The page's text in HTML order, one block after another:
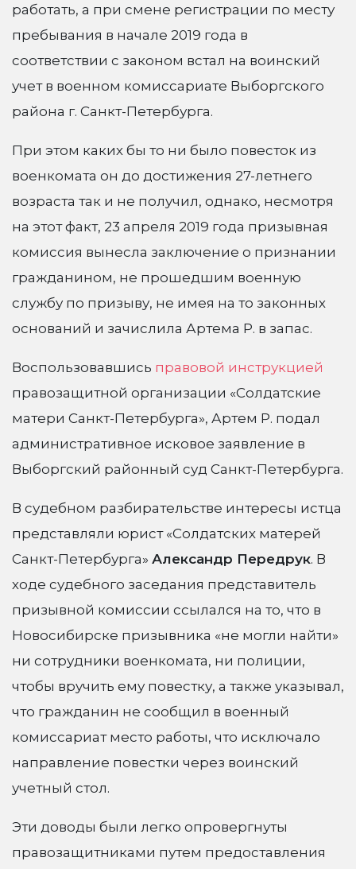
работать, а при смене регистрации по месту
пребывания в начале 2019 года в
соответствии с законом встал на воинский
учет в военном комиссариате Выборгского
района г. Санкт-Петербурга.
При этом каких бы то ни было повесток из
военкомата он до достижения 27-летнего
возраста так и не получил, однако, несмотря
на этот факт, 23 апреля 2019 года призывная
комиссия вынесла заключение о признании
гражданином, не прошедшим военную
службу по призыву, не имея на то законных
оснований и зачислила Артема Р. в запас.
Воспользовавшись правовой инструкцией
правозащитной организации «Солдатские
матери Санкт-Петербурга», Артем Р. подал
административное исковое заявление в
Выборгский районный суд Санкт-Петербурга.
В судебном разбирательстве интересы истца
представляли юрист «Солдатских матерей
Санкт-Петербурга» Александр Передрук. В
ходе судебного заседания представитель
призывной комиссии ссылался на то, что в
Новосибирске призывника «не могли найти»
ни сотрудники военкомата, ни полиции,
чтобы вручить ему повестку, а также указывал,
что гражданин не сообщил в военный
комиссариат место работы, что исключало
направление повестки через воинский
учетный стол.
Эти доводы были легко опровергнуты
правозащитниками путем предоставления